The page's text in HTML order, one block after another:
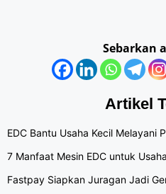
Sebarkan
Artikel
EDC Bantu Usaha Kecil Melayani
7 Manfaat Mesin EDC untuk
Fastpay Siapkan Juragan Jadi